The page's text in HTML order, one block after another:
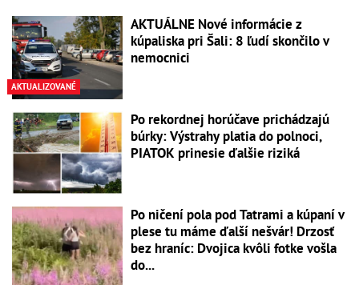
AKTUALIZOVANÉ
AKTUÁLNE Nové informácie z
kúpaliska pri Šali: 8 ľudí skončilo v
nemocnici
Po rekordnej horúčave prichádzajú
búrky: Výstrahy platia do polnoci,
PIATOK prinesie ďalšie riziká
Po ničení pola pod Tatrami a kúpaní v
plese tu máme ďalší nešvár! Drzosť
bez hraníc: Dvojica kvôli fotke vošla
do...